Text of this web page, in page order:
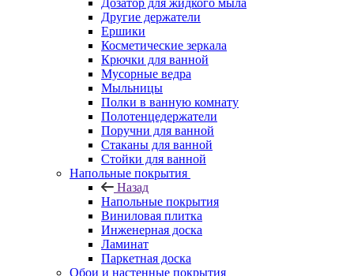
Дозатор для жидкого мыла
Другие держатели
Ершики
Косметические зеркала
Крючки для ванной
Мусорные ведра
Мыльницы
Полки в ванную комнату
Полотенцедержатели
Поручни для ванной
Стаканы для ванной
Стойки для ванной
Напольные покрытия
Назад
Напольные покрытия
Виниловая плитка
Инженерная доска
Ламинат
Паркетная доска
Обои и настенные покрытия